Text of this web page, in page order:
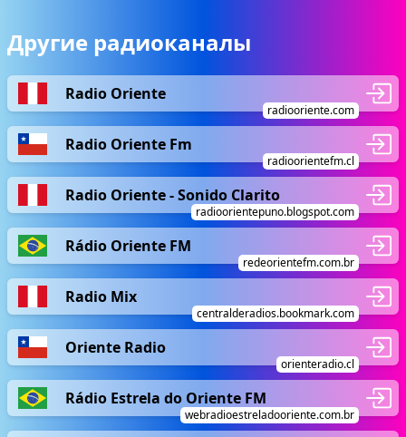
Другие радиоканалы
Radio Oriente
radiooriente.com
Radio Oriente Fm
radioorientefm.cl
Radio Oriente - Sonido Clarito
radioorientepuno.blogspot.com
Rádio Oriente FM
redeorientefm.com.br
Radio Mix
centralderadios.bookmark.com
Oriente Radio
orienteradio.cl
Rádio Estrela do Oriente FM
webradioestreladooriente.com.br